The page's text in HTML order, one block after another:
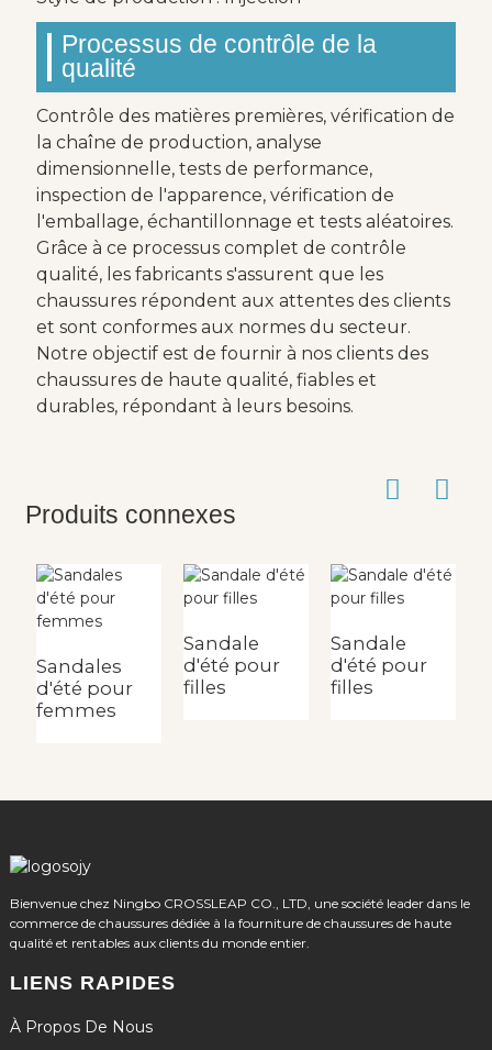
Processus de contrôle de la
qualité
Contrôle des matières premières, vérification de
la chaîne de production, analyse
dimensionnelle, tests de performance,
inspection de l'apparence, vérification de
l'emballage, échantillonnage et tests aléatoires.
Grâce à ce processus complet de contrôle
qualité, les fabricants s'assurent que les
chaussures répondent aux attentes des clients
et sont conformes aux normes du secteur.
Notre objectif est de fournir à nos clients des
chaussures de haute qualité, fiables et
durables, répondant à leurs besoins.
Produits connexes
Sandales
d'été pour
femmes
Sandale
d'été pour
filles
Sandale
d'été pour
filles
Bienvenue chez Ningbo CROSSLEAP CO., LTD, une société leader dans le
commerce de chaussures dédiée à la fourniture de chaussures de haute
qualité et rentables aux clients du monde entier.
LIENS RAPIDES
À Propos De Nous